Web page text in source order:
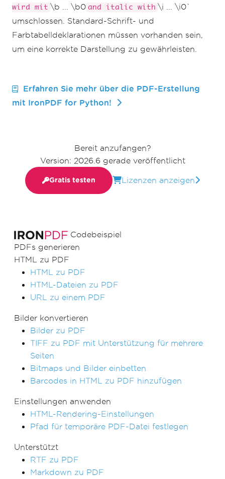
Codebeispiel
PDFs generieren
HTML zu PDF
HTML zu PDF
HTML-Dateien zu PDF
URL zu einem PDF
Bilder konvertieren
Bilder zu PDF
TIFF zu PDF mit Unterstützung für mehrere
Seiten
Bitmaps und Bilder einbetten
Barcodes in HTML zu PDF hinzufügen
Einstellungen anwenden
HTML-Rendering-Einstellungen
Pfad für temporäre PDF-Datei festlegen
Unterstützt
RTF zu PDF
Markdown zu PDF
wird mit \b ... \b0 and italic with \i ... \i0`
umschlossen. Standard-Schrift- und
Farbtabelldeklarationen müssen vorhanden sein,
um eine korrekte Darstellung zu gewährleisten.
Erfahren Sie mehr über die PDF-Erstellung
mit IronPDF for Python!
Bereit anzufangen?
Version: 2026.6 gerade veröffentlicht
Gratis testen Lizenzen anzeigen